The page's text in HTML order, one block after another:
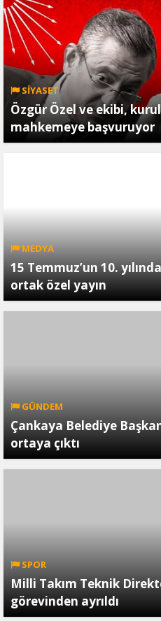
SİYASET
Özgür Özel ve ekibi,
mahkemeye başvuruyor
MEDYA
15 Temmuz’un 10.
ortak özel yayın
GÜNDEM
Çankaya Belediye
ortaya çıktı
SPOR
Milli Takım Teknik
görevinden ayrıldı